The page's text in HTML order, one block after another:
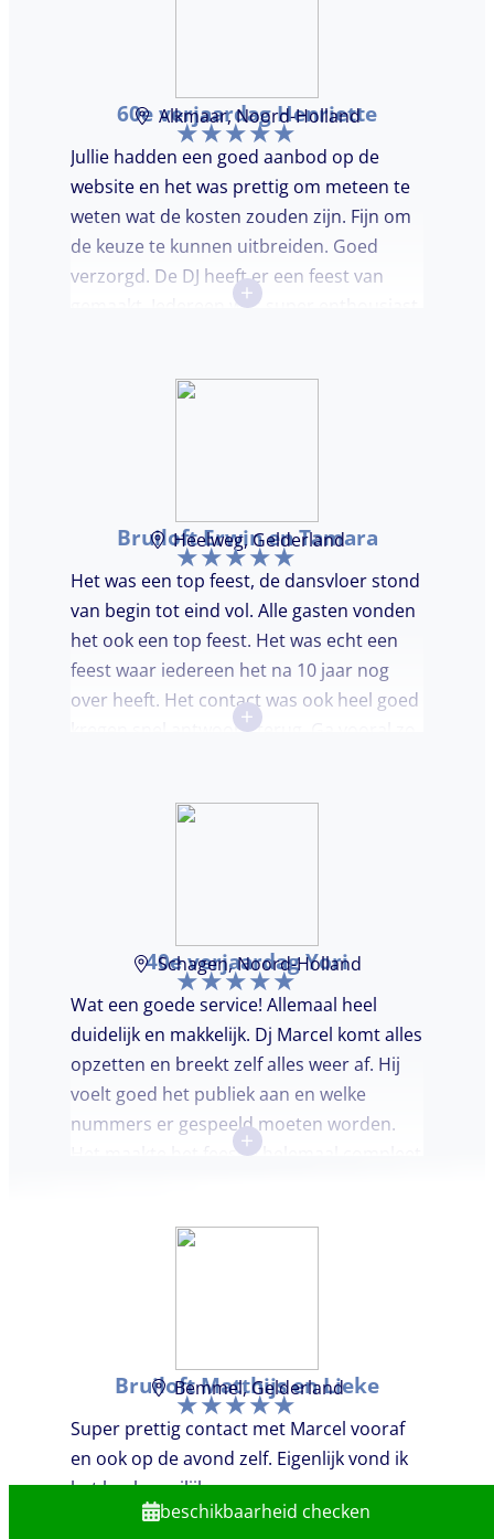
60e verjaardag Henriette
Alkmaar, Noord-Holland
Jullie hadden een goed aanbod op de
website en het was prettig om meteen te
weten wat de kosten zouden zijn. Fijn om
de keuze te kunnen uitbreiden. Goed
verzorgd. De DJ heeft er een feest van
gemaakt. Iedereen was super enthousiast,
over de DJ. Bij deze Marcel, top gedaan en
+
Bruiloft Erwin en Tamara
Heelweg, Gelderland
Het was een top feest, de dansvloer stond
van begin tot eind vol. Alle gasten vonden
het ook een top feest. Het was echt een
feest waar iedereen het na 10 jaar nog
over heeft. Het contact was ook heel goed
kregen snel antwoord terug. Ga vooral zo
+
40e verjaardag Yori
Schagen, Noord-Holland
Wat een goede service! Allemaal heel
duidelijk en makkelijk. Dj Marcel komt alles
opzetten en breekt zelf alles weer af. Hij
voelt goed het publiek aan en welke
nummers er gespeeld moeten worden.
Het maakte het feestje helemaal compleet
+
Bruiloft Matthijs en Lieke
Bemmel, Gelderland
Super prettig contact met Marcel vooraf
en ook op de avond zelf. Eigenlijk vond ik
het heel moeilijk om onze wensen
duidelijk te maken, we wouden gewoon
beschikbaarheid checken